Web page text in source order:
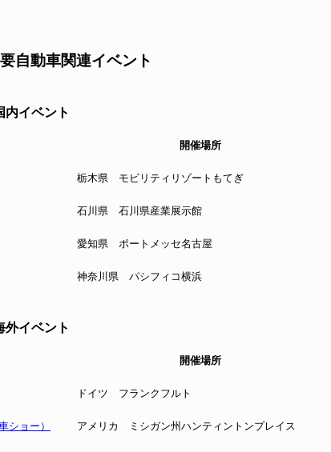
自動車関連イベント
内イベント
開催場所
栃木県 モビリティリゾートもてぎ
石川県 石川県産業展示館
愛知県 ポートメッセ名古屋
神奈川県 パシフィコ横浜
外イベント
開催場所
ドイツ フランクフルト
ショー） アメリカ ミシガン州ハンティントンプレイス